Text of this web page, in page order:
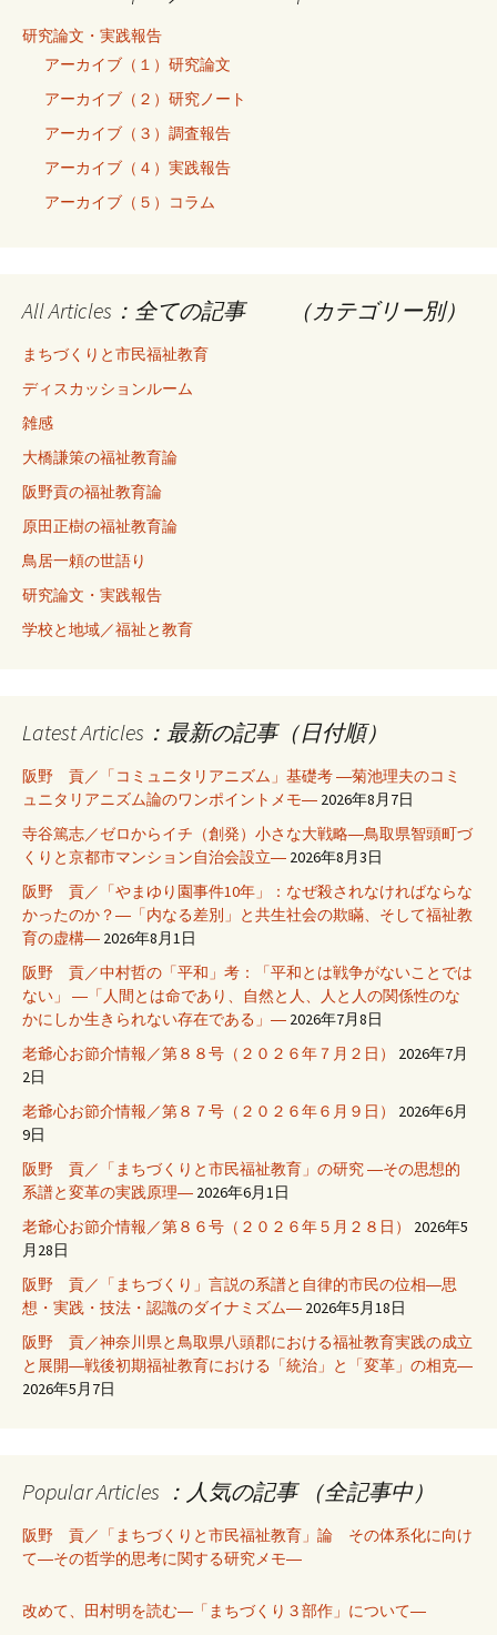
研究論文・実践報告
アーカイブ（１）研究論文
アーカイブ（２）研究ノート
アーカイブ（３）調査報告
アーカイブ（４）実践報告
アーカイブ（５）コラム
All Articles：全ての記事 （カテゴリー別）
まちづくりと市民福祉教育
ディスカッションルーム
雑感
大橋謙策の福祉教育論
阪野貢の福祉教育論
原田正樹の福祉教育論
鳥居一頼の世語り
研究論文・実践報告
学校と地域／福祉と教育
Latest Articles：最新の記事（日付順）
阪野 貢／「コミュニタリアニズム」基礎考 ―菊池理夫のコミ
ュニタリアニズム論のワンポイントメモ― 2026年8月7日
寺谷篤志／ゼロからイチ（創発）小さな大戦略―鳥取県智頭町づ
くりと京都市マンション自治会設立― 2026年8月3日
阪野 貢／「やまゆり園事件10年」：なぜ殺されなければならな
かったのか？―「内なる差別」と共生社会の欺瞞、そして福祉教
育の虚構― 2026年8月1日
阪野 貢／中村哲の「平和」考：「平和とは戦争がないことでは
ない」 ―「人間とは命であり、自然と人、人と人の関係性のな
かにしか生きられない存在である」― 2026年7月8日
老爺心お節介情報／第８８号（２０２６年７月２日）
2026年7月
2日
老爺心お節介情報／第８７号（２０２６年６月９日）
2026年6月
9日
阪野 貢／「まちづくりと市民福祉教育」の研究 ―その思想的
系譜と変革の実践原理― 2026年6月1日
老爺心お節介情報／第８６号（２０２６年５月２８日）
2026年5
月28日
阪野 貢／「まちづくり」言説の系譜と自律的市民の位相―思
想・実践・技法・認識のダイナミズム― 2026年5月18日
阪野 貢／神奈川県と鳥取県八頭郡における福祉教育実践の成立
と展開―戦後初期福祉教育における「統治」と「変革」の相克―
2026年5月7日
Popular Articles ：人気の記事 （全記事中）
阪野 貢／「まちづくりと市民福祉教育」論 その体系化に向け
て―その哲学的思考に関する研究メモ―
改めて、田村明を読む―「まちづくり３部作」について―